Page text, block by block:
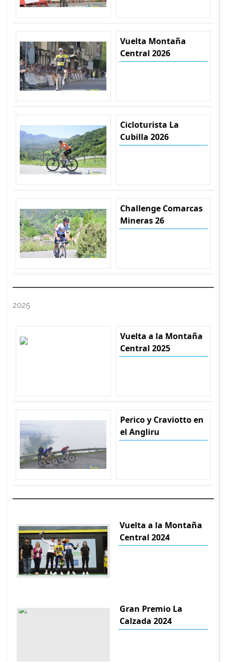
Vuelta Montaña
Central 2026
Cicloturista La
Cubilla 2026
Challenge Comarcas
Mineras 26
2025
Vuelta a la Montaña
Central 2025
Perico y Craviotto en
el Angliru
Vuelta a la Montaña
Central 2024
Gran Premio La
Calzada 2024